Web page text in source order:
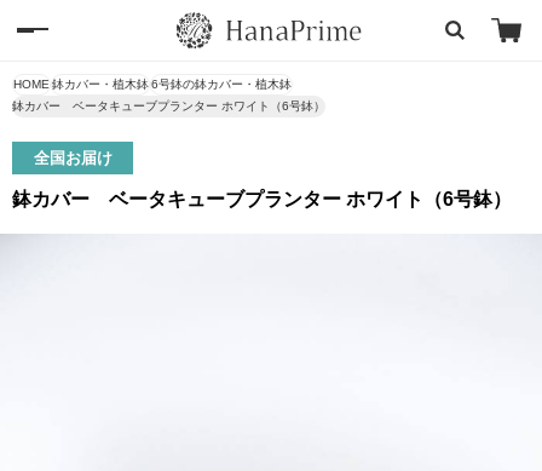
HOME 鉢カバー・植木鉢6号鉢の鉢カバー・植木鉢
鉢カバー ベータキューブプランター ホワイト（6号鉢）
全国お届け
鉢カバー ベータキューブプランター ホワイト（6号鉢）